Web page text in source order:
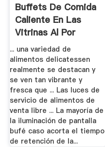
Buffets De Comida
Caliente En Las
Vitrinas Al Por
Menor .
... una variedad de
alimentos delicatessen
realmente se destacan y
se ven tan vibrante y
fresca que ... Las luces de
servicio de alimentos de
venta libre ... La mayoría de
la iluminación de pantalla
bufé caso acorta el tiempo
de retención de la...